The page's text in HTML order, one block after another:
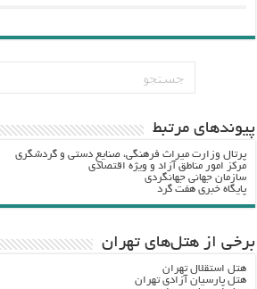
پيوندهاي مرتبط
پرتال وزارت ميراث فرهنگي، صنایع دستی و گردشگري
مرکز امور مناطق آزاد و ویژه اقتصادی
سازمان جهانی جهانگردی
پایگاه خبری هفت گرد
برخی از هتل‌های تهران
هتل استقلال تهران
هتل پارسیان آزادی تهران